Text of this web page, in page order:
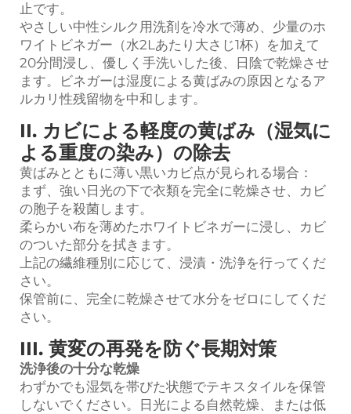
止です。
やさしい中性シルク用洗剤を冷水で薄め、少量のホ
ワイトビネガー（水2Lあたり大さじ1杯）を加えて
20分間浸し、優しく手洗いした後、日陰で乾燥させ
ます。ビネガーは湿度による黄ばみの原因となるア
ルカリ性残留物を中和します。
II. カビによる軽度の黄ばみ（湿気に
よる重度の染み）の除去
黄ばみとともに薄い黒いカビ点が見られる場合：
まず、強い日光の下で衣類を完全に乾燥させ、カビ
の胞子を殺菌します。
柔らかい布を薄めたホワイトビネガーに浸し、カビ
のついた部分を拭きます。
上記の繊維種別に応じて、浸漬・洗浄を行ってくだ
さい。
保管前に、完全に乾燥させて水分をゼロにしてくだ
さい。
III. 黄変の再発を防ぐ長期対策
洗浄後の十分な乾燥
わずかでも湿気を帯びた状態でテキスタイルを保管
しないでください。日光による自然乾燥、または低